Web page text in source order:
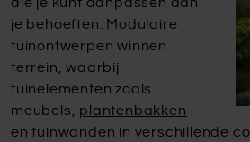
je behoeften. Modulaire
tuinontwerpen winnen
terrein, waarbij
tuinelementen zoals
meubels, plantenbakken
en tuinwanden in verschillende